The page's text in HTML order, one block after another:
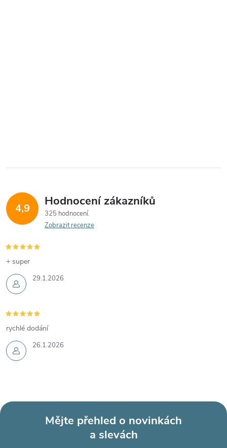
4,9 Hodnocení zákazníků
325 hodnocení
Zobrazit recenze
29.1.2026
+ super
26.1.2026
rychlé dodání
Mějte přehled o novinkách
a slevách